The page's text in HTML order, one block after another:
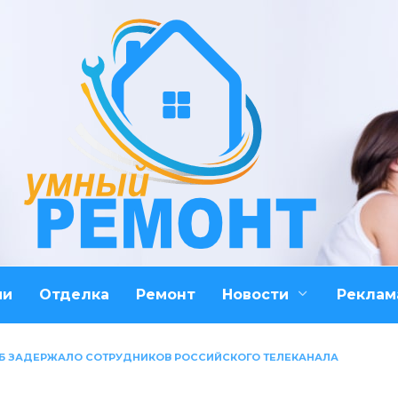
Отделка Ремонт Новости
ЗАДЕРЖАЛО СОТРУДНИКОВ РОССИЙСКОГО ТЕЛЕКАНАЛА